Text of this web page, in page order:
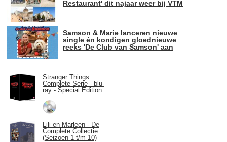
Restaurant' dit najaar weer bij VTM
Samson & Marie lanceren nieuwe
single én kondigen gloednieuwe
reeks 'De Club van Samson' aan
Stranger Things
Complete Serie - blu-
ray - Special Edition
Lili en Marleen - De
Complete Collectie
(Seizoen 1 t/m 10)